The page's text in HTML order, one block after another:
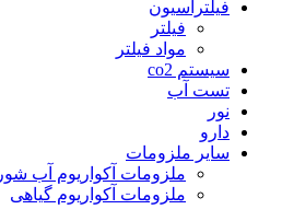
فیلتراسیون
فیلتر
مواد فیلتر
سیستم co2
تست آب
نور
دارو
سایر ملزومات
ملزومات آکواریوم آب شور
ملزومات آکواریوم گیاهی